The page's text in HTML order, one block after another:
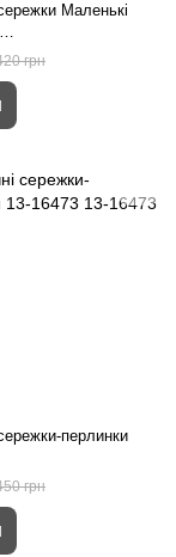
Маленькі
грн
перлинки
грн